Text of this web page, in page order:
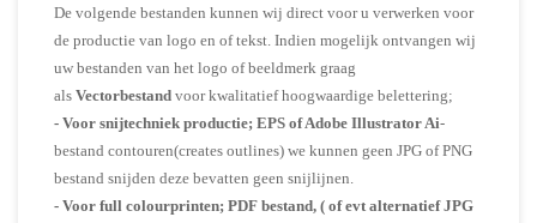
De volgende bestanden kunnen wij direct voor u verwerken voor
de productie van logo en of tekst. Indien mogelijk ontvangen wij
uw bestanden van het logo of beeldmerk graag
als Vectorbestand voor kwalitatief hoogwaardige belettering;
- Voor snijtechniek productie; EPS of Adobe Illustrator Ai-
bestand contouren(creates outlines) we kunnen geen JPG of PNG
bestand snijden deze bevatten geen snijlijnen.
- Voor full colourprinten; PDF bestand, ( of evt alternatief JPG